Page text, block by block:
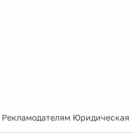
Рекламодателям Юридическая